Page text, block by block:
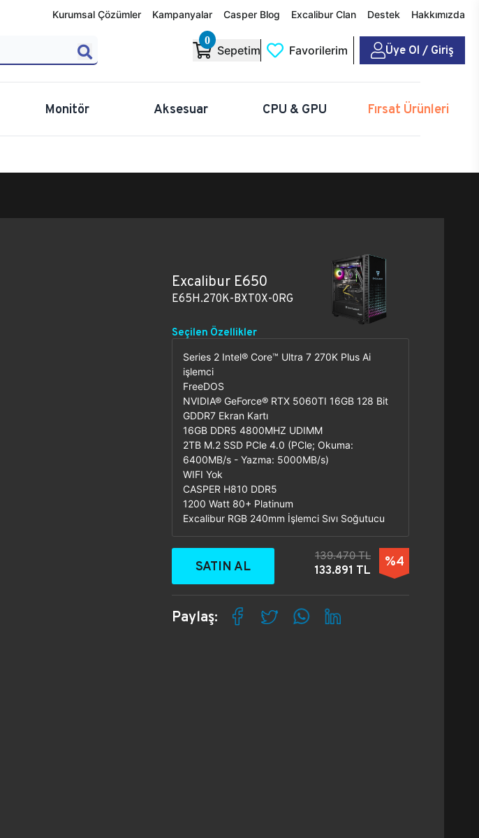
Kurumsal Çözümler Kampanyalar Casper Blog Excalibur Clan Destek Hakkımızda
0
Sepetim Favorilerim Üye Ol / Giriş
Monitör Aksesuar CPU & GPU Fırsat Ürünleri
Excalibur E650
E65H.270K-BXT0X-0RG
Seçilen Özellikler
Series 2 Intel® Core™ Ultra 7 270K Plus Ai
işlemci
FreeDOS
NVIDIA® GeForce® RTX 5060TI 16GB 128 Bit
GDDR7 Ekran Kartı
16GB DDR5 4800MHZ UDIMM
2TB M.2 SSD PCle 4.0 (PCle; Okuma:
6400MB/s - Yazma: 5000MB/s)
WIFI Yok
CASPER H810 DDR5
1200 Watt 80+ Platinum
Excalibur RGB 240mm İşlemci Sıvı Soğutucu
SATIN AL
139.470 TL
133.891 TL
%4
Paylaş: